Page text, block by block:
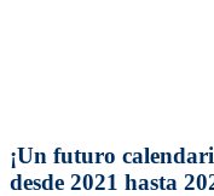
¡Un futuro
desde 2021 hasta